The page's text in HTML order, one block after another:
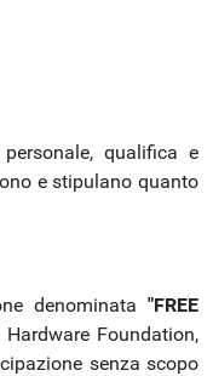
qualifica e
e stipulano quanto
denominata "FREE
Hardware Foundation,
senza scopo